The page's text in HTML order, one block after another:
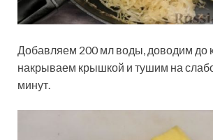
Добавляем 200 мл воды, доводим до
накрываем крышкой и тушим на
минут.